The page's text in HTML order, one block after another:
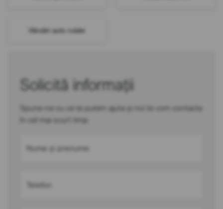
Vânzări auto rulate
Solicită informații
Spune-ne cu ce te putem ajuta și noi te vom contacta
în cel mai scurt timp
Nume și prenume
Telefon